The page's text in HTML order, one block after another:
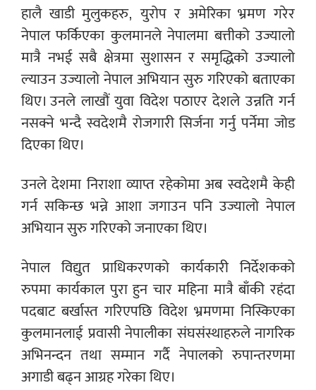
हालै खाडी मुलुकहरु, युरोप र अमेरिका भ्रमण गरेर
नेपाल फर्किएका कुलमानले नेपालमा बत्तीको उज्यालो
मात्रै नभई सबै क्षेत्रमा सुशासन र समृद्धिको उज्यालो
ल्याउन उज्यालो नेपाल अभियान सुरु गरिएको बताएका
थिए। उनले लाखौं युवा विदेश पठाएर देशले उन्नति गर्न
नसक्ने भन्दै स्वदेशमै रोजगारी सिर्जना गर्नु पर्नेमा जोड
दिएका थिए।
उनले देशमा निराशा व्याप्त रहेकोमा अब स्वदेशमै केही
गर्न सकिन्छ भन्ने आशा जगाउन पनि उज्यालो नेपाल
अभियान सुरु गरिएको जनाएका थिए।
नेपाल विद्युत प्राधिकरणको कार्यकारी निर्देशकको
रुपमा कार्यकाल पुरा हुन चार महिना मात्रै बाँकी रहंदा
पदबाट बर्खास्त गरिएपछि विदेश भ्रमणमा निस्किएका
कुलमानलाई प्रवासी नेपालीका संघसंस्थाहरुले नागरिक
अभिनन्दन तथा सम्मान गर्दै नेपालको रुपान्तरणमा
अगाडी बढ्न आग्रह गरेका थिए।